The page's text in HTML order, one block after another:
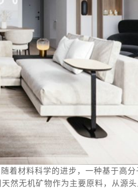
着材料科学的进步，一种基于高分
然无机矿物作为主要原料，从源头